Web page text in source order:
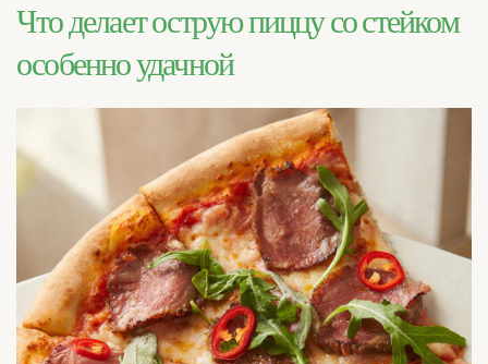
Что делает острую пиццу со стейком
особенно удачной